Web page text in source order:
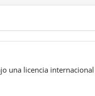
una licencia internacional